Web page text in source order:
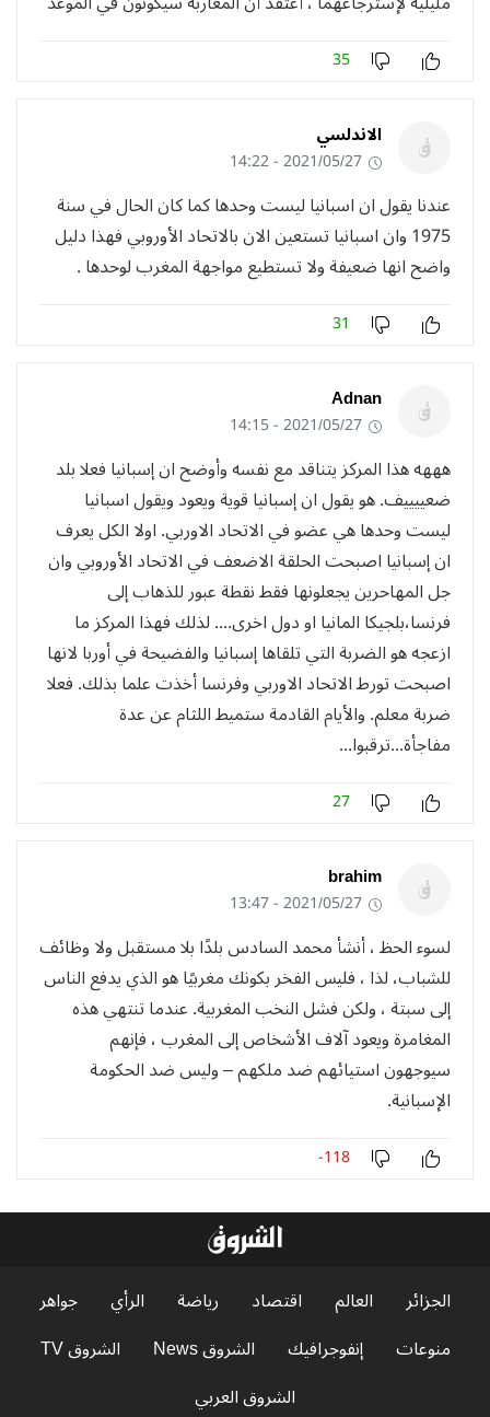
35
الاندلسي
2021/05/27 - 14:22
عندنا يقول ان اسبانيا ليست وحدها كما كان الحال في سنة
1975 وان اسبانيا تستعين الان بالاتحاد الأوروبي فهذا دليل
واضح انها ضعيفة ولا تستطيع مواجهة المغرب لوحدها .
31
Adnan
2021/05/27 - 14:15
هههه هذا المركز يتناقد مع نفسه وأوضح ان إسبانيا فعلا بلد
ضعييييف. هو يقول ان إسبانيا قوية ويعود ويقول اسبانيا
ليست وحدها هي عضو في الاتحاد الاوربي. اولا الكل يعرف
ان إسبانيا اصبحت الحلقة الاضعف في الاتحاد الأوروبي وان
جل المهاحرين يجعلونها فقط نقطة عبور للذهاب إلى
فرنسا،بلجيكا المانيا او دول اخرى.... لذلك فهذا المركز ما
ازعجه هو الضربة التي تلقاها إسبانيا والفضيحة في أوربا لانها
اصبحت تورط الاتحاد الاوربي وفرنسا أخذت علما بذلك. فعلا
ضربة معلم. والأيام القادمة ستميط اللثام عن عدة
مفاجأة...ترقبوا...
27
brahim
2021/05/27 - 13:47
لسوء الحظ ، أنشأ محمد السادس بلدًا بلا مستقبل ولا وظائف
للشباب، لذا ، فليس الفخر بكونك مغربيًا هو الذي يدفع الناس
إلى سبتة ، ولكن فشل النخب المغربية. عندما تنتهي هذه
المغامرة ويعود آلاف الأشخاص إلى المغرب ، فإنهم
سيوجهون استيائهم ضد ملكهم – وليس ضد الحكومة
الإسبانية.
-118
الجزائر العالم اقتصاد رياضة الرأي
جواهر
منوعات
إنفوجرافيك الشروق News
الشروق TV
الشروق العربي